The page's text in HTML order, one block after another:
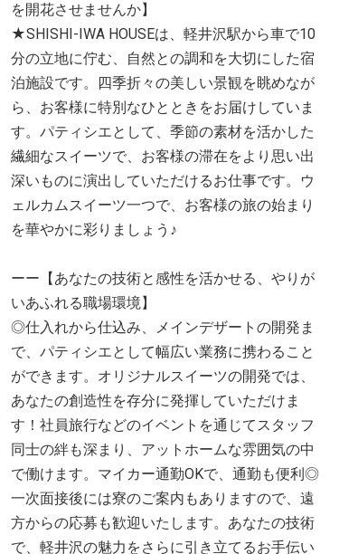
を開花させませんか】
★SHISHI-IWA HOUSEは、軽井沢駅から車で10
分の立地に佇む、自然との調和を大切にした宿
泊施設です。四季折々の美しい景観を眺めなが
ら、お客様に特別なひとときをお届けしていま
す。パティシエとして、季節の素材を活かした
繊細なスイーツで、お客様の滞在をより思い出
深いものに演出していただけるお仕事です。ウ
ェルカムスイーツ一つで、お客様の旅の始まり
を華やかに彩りましょう♪
ーー【あなたの技術と感性を活かせる、やりが
いあふれる職場環境】
◎仕入れから仕込み、メインデザートの開発ま
で、パティシエとして幅広い業務に携わること
ができます。オリジナルスイーツの開発では、
あなたの創造性を存分に発揮していただけま
す！社員旅行などのイベントを通じてスタッフ
同士の絆も深まり、アットホームな雰囲気の中
で働けます。マイカー通勤OKで、通勤も便利◎
一次面接後には寮のご案内もありますので、遠
方からの応募も歓迎いたします。あなたの技術
で、軽井沢の魅力をさらに引き立てるお手伝い